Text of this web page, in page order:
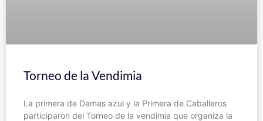
Torneo de la Vendimia
La primera de Damas azul y la Primera de Caballeros
participaron del Torneo de la vendimia que organiza la